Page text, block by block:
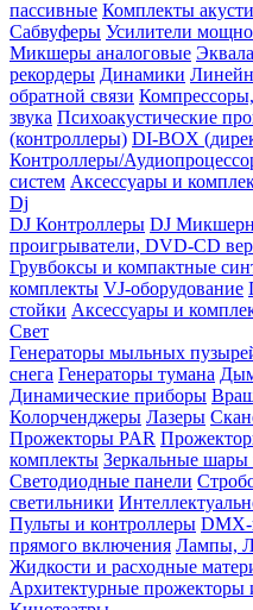
пассивные Комплекты
Сабвуферы Усилители
Микшеры аналоговые
рекордеры Динамики
обратной связи
звука Психоакустические
(контроллеры) DI-BOX
Контроллеры/
систем Аксессуары и
Dj
DJ Контроллеры DJ
проигрыватели, DVD-CD
Грувбоксы и компактные
комплекты VJ-оборудование
стойки Аксессуары и
Свет
Генераторы мыльных
снега Генераторы тумана
Динамические приборы
Колорченджеры Лазеры
Прожекторы PAR
комплекты Зеркальные
Светодиодные панели
светильники
Пульты и контроллеры DMX-
прямого включения Лампы,
Жидкости и расходные
Архитектурные прожекторы